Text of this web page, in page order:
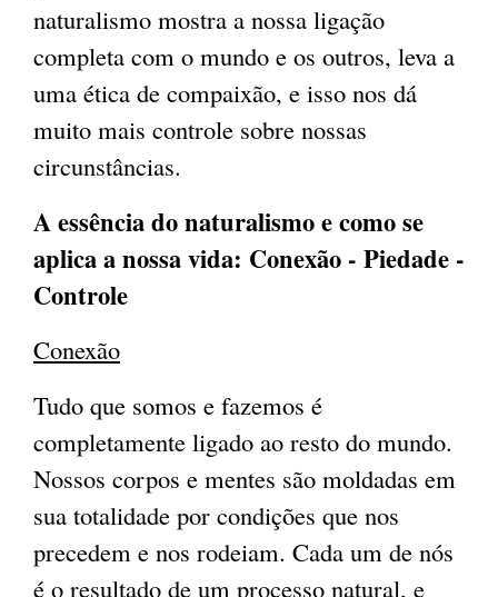
naturalismo mostra a nossa ligação
completa com o mundo e os outros, leva a
uma ética de compaixão, e isso nos dá
muito mais controle sobre nossas
circunstâncias.
A essência do naturalismo e como se
aplica a nossa vida: Conexão - Piedade -
Controle
Conexão
Tudo que somos e fazemos é
completamente ligado ao resto do mundo.
Nossos corpos e mentes são moldadas em
sua totalidade por condições que nos
precedem e nos rodeiam. Cada um de nós
é o resultado de um processo natural, e